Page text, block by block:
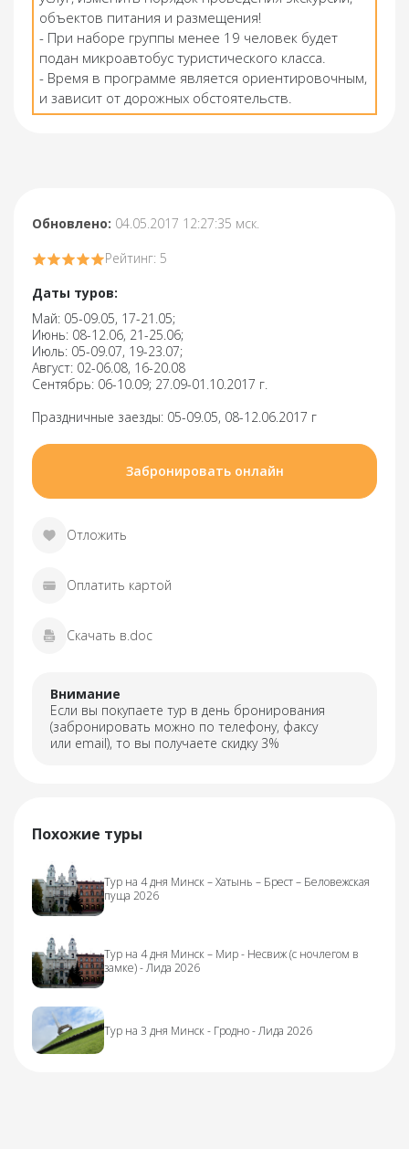
объектов питания и размещения!
- При наборе группы менее 19 человек будет
подан микроавтобус туристического класса.
- Время в программе является ориентировочным,
и зависит от дорожных обстоятельств.
Обновлено: 04.05.2017 12:27:35 мск.
Рейтинг: 5
Даты туров:
Май: 05-09.05, 17-21.05;
Июнь: 08-12.06, 21-25.06;
Июль: 05-09.07, 19-23.07;
Август: 02-06.08, 16-20.08
Сентябрь: 06-10.09; 27.09-01.10.2017 г.
Праздничные заезды: 05-09.05, 08-12.06.2017 г
Забронировать онлайн
Отложить
Оплатить картой
Скачать в.doc
Внимание
Если вы покупаете тур в день бронирования
(забронировать можно по телефону, факсу
или email), то вы получаете скидку 3%
Похожие туры
Тур на 4 дня Минск – Хатынь – Брест – Беловежская
пуща 2026
Тур на 4 дня Минск – Мир - Несвиж (с ночлегом в
замке) - Лида 2026
Тур на 3 дня Минск - Гродно - Лида 2026